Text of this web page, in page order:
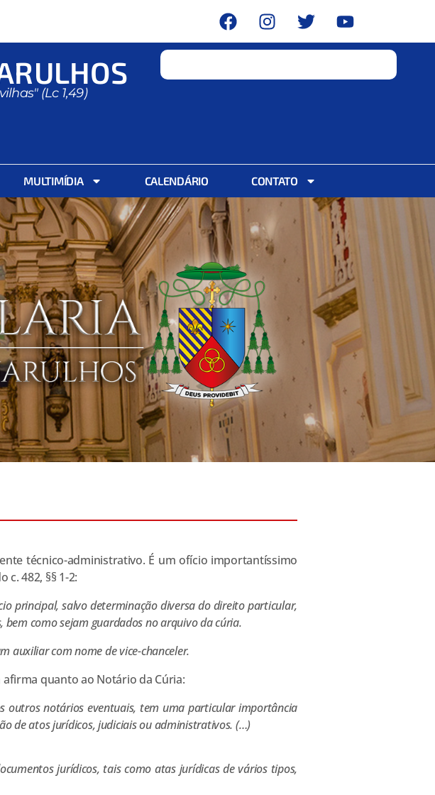
(Lc 1,49)
MULTIMÍDIA CALENDÁRIO CONTATO
técnico-administrativo. É um ofício importantíssimo
482, §§ 1-2:
principal, salvo determinação diversa do direito particular,
bem como sejam guardados no arquivo da cúria.
com nome de vice-chanceler.
quanto ao Notário da Cúria:
notários eventuais, tem uma particular importância
de atos jurídicos, judiciais ou administrativos. (…)
jurídicos, tais como atas jurídicas de vários tipos,